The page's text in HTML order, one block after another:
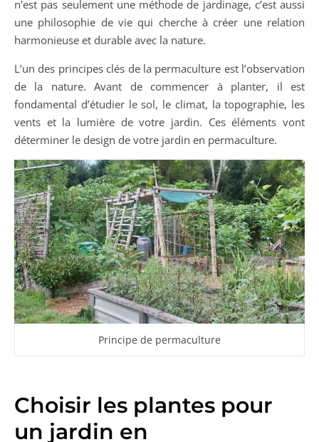
n’est pas seulement une méthode de jardinage, c’est aussi
une philosophie de vie qui cherche à créer une relation
harmonieuse et durable avec la nature.
L’un des principes clés de la permaculture est l’observation
de la nature. Avant de commencer à planter, il est
fondamental d’étudier le sol, le climat, la topographie, les
vents et la lumière de votre jardin. Ces éléments vont
déterminer le design de votre jardin en permaculture.
Principe de permaculture
Choisir les plantes pour
un jardin en